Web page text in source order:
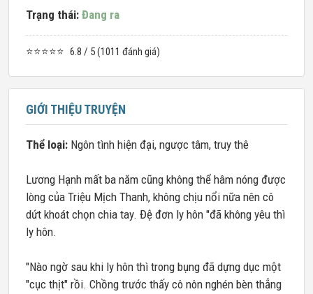
Trạng thái: Đang ra
⭐⭐⭐⭐⭐ 6.8 / 5 (1011 đánh giá)
GIỚI THIỆU TRUYỆN
Thể loại: Ngôn tình hiện đại, ngược tâm, truy thê
Lương Hạnh mất ba năm cũng không thể hâm nóng được
lòng của Triệu Mịch Thanh, không chịu nổi nữa nên cô
dứt khoát chọn chia tay. Đệ đơn ly hôn "đã không yêu thì
ly hôn.
"Nào ngờ sau khi ly hôn thì trong bụng đã dựng dục một
"cục thịt" rồi. Chồng trước thấy cô nôn nghén bèn thẳng